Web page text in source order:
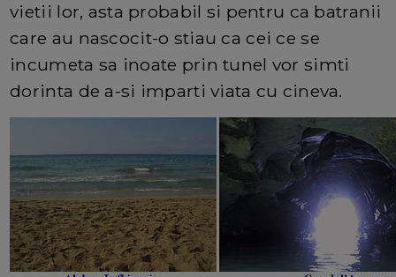
vietii lor, asta probabil si pentru ca batranii
care au nascocit-o stiau ca cei ce se
incumeta sa inoate prin tunel vor simti
dorinta de a-si imparti viata cu cineva.